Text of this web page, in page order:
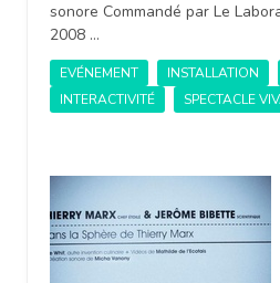
sonore Commandé par Le
2008 …
EVÉNEMENT INSTALLATION
INTERACTIVITÉ
SPECTACLE